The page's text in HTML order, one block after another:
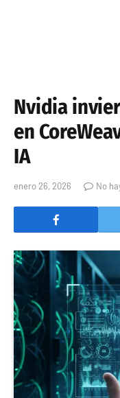
Nvidia
en
IA
enero 26, 2026 No